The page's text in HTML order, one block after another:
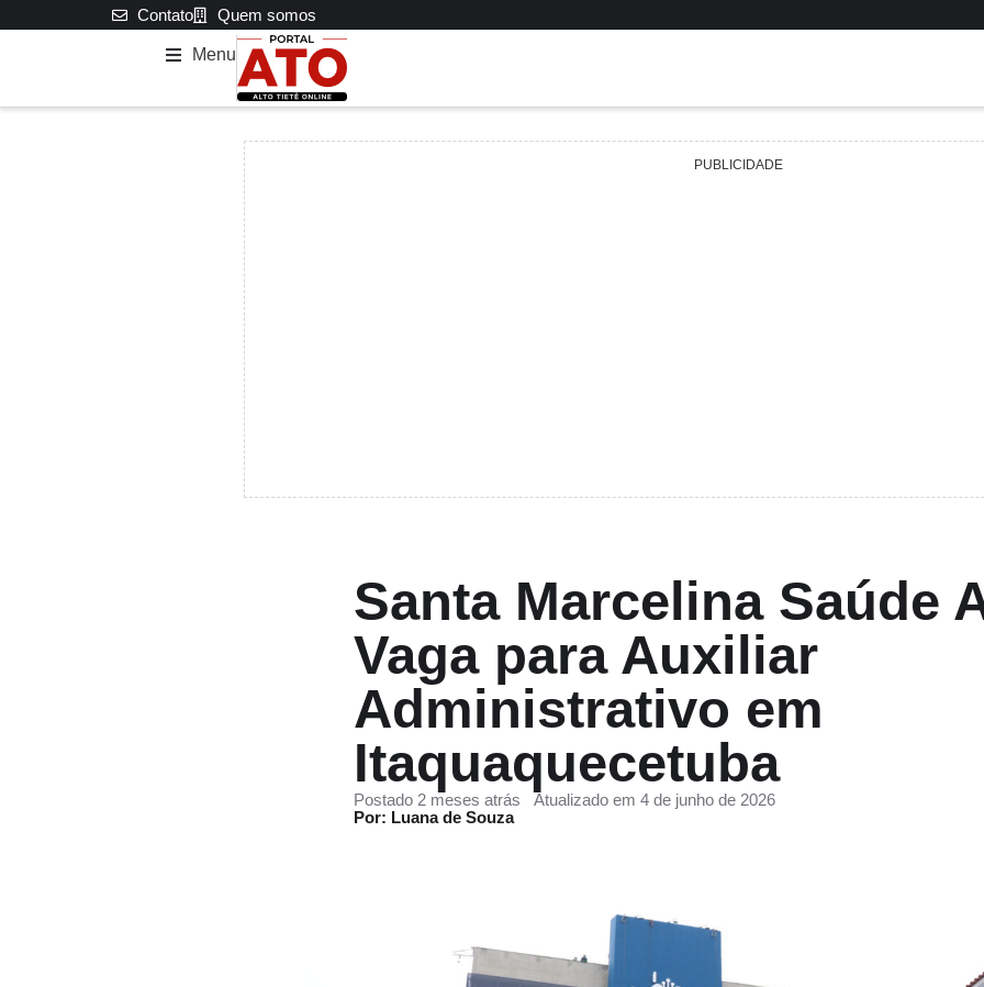
Contato Quem somos
Menu
PUBLICIDADE
Santa Marcelina Saúde
Vaga para Auxiliar
Administrativo em
Itaquaquecetuba
Postado 2 meses atrás
Atualizado em 4 de junho de 2026
Por: Luana de Souza